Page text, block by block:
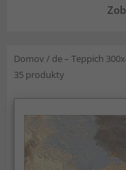
Domov / de – Teppich
35 produkty